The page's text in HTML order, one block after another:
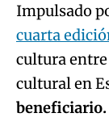
Impulsado
cuarta
cultura
cultural en
beneficiario.